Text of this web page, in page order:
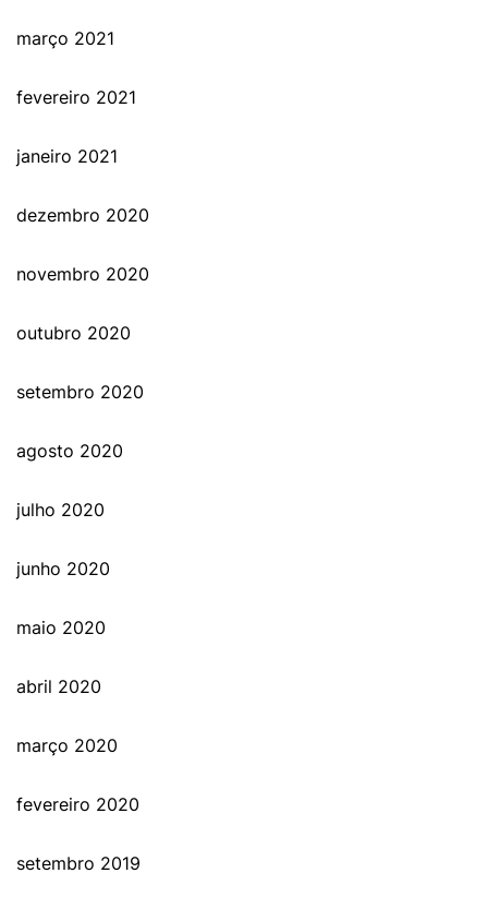
março 2021
fevereiro 2021
janeiro 2021
dezembro 2020
novembro 2020
outubro 2020
setembro 2020
agosto 2020
julho 2020
junho 2020
maio 2020
abril 2020
março 2020
fevereiro 2020
setembro 2019